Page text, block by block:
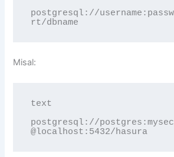
postgresql://
rt/dbname
Misal:
text
postgresql://
@localhost:5432/hasura